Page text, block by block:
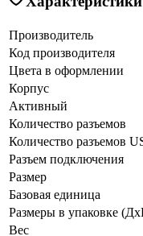
Производитель
Код производителя
Цвета в оформлении
Корпус
Активный
Количество разъемов
Количество разъемов
Разъем подключения
Размер
Базовая единица
Размеры в упаковке
Вес